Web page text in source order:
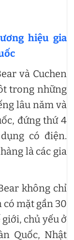
hiệu gia
và Cuchen
trong những
lâu năm và
đứng thứ 4
có điện.
là các gia
không chỉ
mặt gần 30
chủ yếu ở
Quốc, Nhật